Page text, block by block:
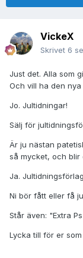
VickeX
Skrivet 6
Just det. Alla som
Och vill ha den nya
Jo. Jultidningar!
Sälj för
Är ju nästan
så mycket, och blir
Ja.
Ni bör fått eller få
Står även: "Extra
Lycka till för er